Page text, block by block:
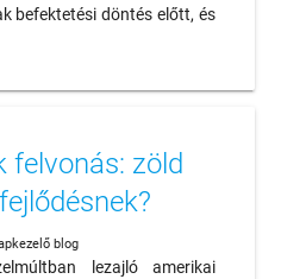
befektetési döntés előtt, és
felvonás: zöld
blog
lezajló amerikai